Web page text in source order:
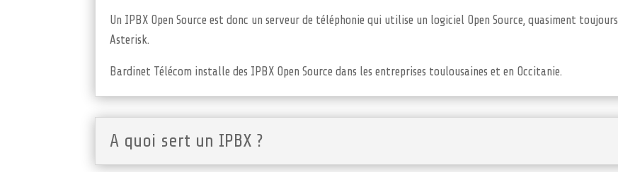
Un IPBX Open Source est donc un serveur de téléphonie qui utilise un logiciel Open Source, quasiment toujours
Asterisk.
Bardinet Télécom installe des IPBX Open Source dans les entreprises toulousaines et en Occitanie.
A quoi sert un IPBX ?